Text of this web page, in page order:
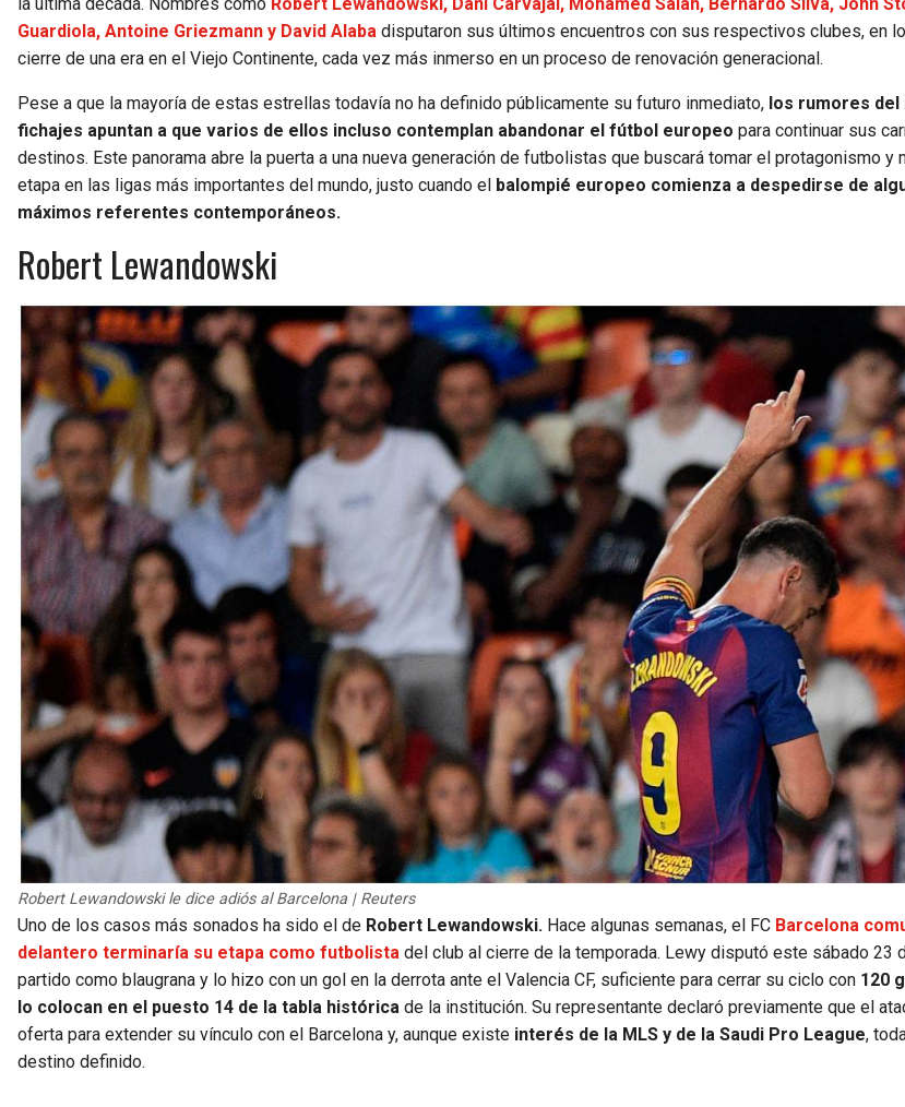
Guardiola, Antoine Griezmann y David Alaba disputaron sus últimos encuentros con sus respectivos clubes, en
cierre de una era en el Viejo Continente, cada vez más inmerso en un proceso de renovación generacional.
Pese a que la mayoría de estas estrellas todavía no ha definido públicamente su futuro inmediato, los rumores del
fichajes apuntan a que varios de ellos incluso contemplan abandonar el fútbol europeo para continuar sus
destinos. Este panorama abre la puerta a una nueva generación de futbolistas que buscará tomar el protagonismo y
etapa en las ligas más importantes del mundo, justo cuando el balompié europeo comienza a despedirse de
máximos referentes contemporáneos.
Robert Lewandowski
Robert Lewandowski le dice adiós al Barcelona | Reuters
Uno de los casos más sonados ha sido el de Robert Lewandowski. Hace algunas semanas, el FC Barcelona
delantero terminaría su etapa como futbolista del club al cierre de la temporada. Lewy disputó este sábado 23
partido como blaugrana y lo hizo con un gol en la derrota ante el Valencia CF, suficiente para cerrar su ciclo con 120
lo colocan en el puesto 14 de la tabla histórica de la institución. Su representante declaró previamente que el
oferta para extender su vínculo con el Barcelona y, aunque existe interés de la MLS y de la Saudi Pro League,
destino definido.